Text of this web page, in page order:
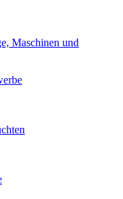
Maschinen und